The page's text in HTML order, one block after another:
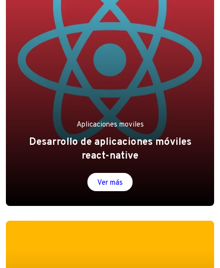
Aplicaciones moviles
Desarrollo de aplicaciones móviles
react-native
Ver más